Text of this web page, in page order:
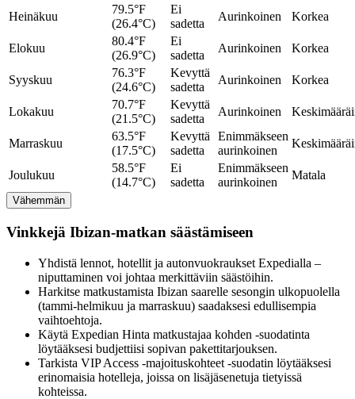
Heinäkuu
79.5°F
(26.4°C)
Ei
sadetta
Aurinkoinen Korkea
Elokuu
80.4°F
(26.9°C)
Ei
sadetta
Aurinkoinen Korkea
Syyskuu
76.3°F
(24.6°C)
Kevyttä
sadetta
Aurinkoinen Korkea
Lokakuu
70.7°F
(21.5°C)
Kevyttä
sadetta
Aurinkoinen
Marraskuu
63.5°F
(17.5°C)
Kevyttä
sadetta
Enimmäkseen
aurinkoinen
Joulukuu
58.5°F
(14.7°C)
Ei
sadetta
Enimmäkseen
aurinkoinen
Matala
Vähemmän
Vinkkejä Ibizan-matkan säästämiseen
Yhdistä lennot, hotellit ja autonvuokraukset Expedialla –
niputtaminen voi johtaa merkittäviin säästöihin.
Harkitse matkustamista Ibizan saarelle sesongin ulkopuolella
(tammi-helmikuu ja marraskuu) saadaksesi edullisempia
vaihtoehtoja.
Käytä Expedian Hinta matkustajaa kohden -suodatinta
löytääksesi budjettiisi sopivan pakettitarjouksen.
Tarkista VIP Access -majoituskohteet -suodatin löytääksesi
erinomaisia hotelleja, joissa on lisäjäsenetuja tietyissä
kohteissa.